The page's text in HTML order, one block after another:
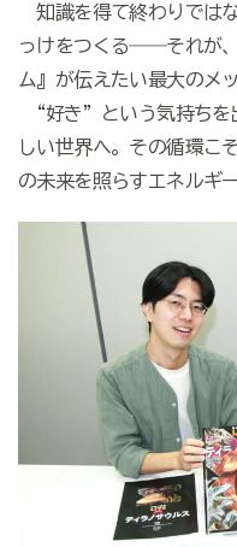
知識を得て終わりでは
っけをつくる――それが
ム』が伝えたい最大のメ
“好き”
という気持ち
しい世界へ。その循環こ
の未来を照らすエネルギ